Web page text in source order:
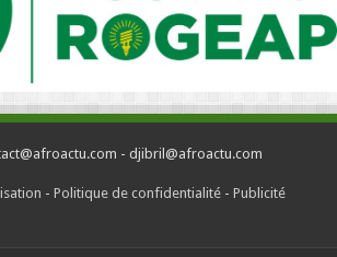
- djibril@afroactu.com
- Politique de confidentialité- Publicité